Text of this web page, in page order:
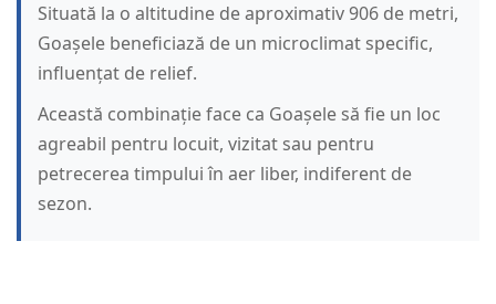
Situată la o altitudine de aproximativ 906 de metri,
Goașele beneficiază de un microclimat specific,
influențat de relief.
Această combinație face ca Goașele să fie un loc
agreabil pentru locuit, vizitat sau pentru
petrecerea timpului în aer liber, indiferent de
sezon.